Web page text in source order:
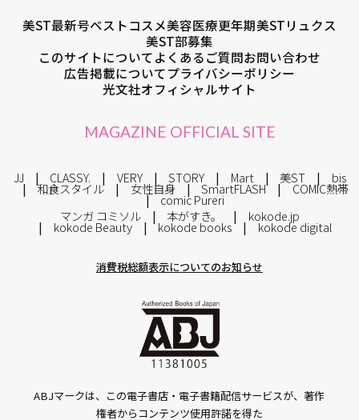
美ST最新号ベストコスメ美容医療更年期美STリュクス
美ST部募集
このサイトについてよくあるご質問お問い合わせ
広告掲載についてプライバシーポリシー
光文社オフィシャルサイト
MAGAZINE OFFICIAL SITE
JJ CLASSY. VERY STORY Mart 美ST bis
和食スタイル 女性自身 SmartFLASH COMIC熱帯
comic Pureri
マンガ コミソル
本がすき。 kokode.jp
kokode Beauty kokode books kokode digital
消費税総額表示についてのお知らせ
ABJマークは、この電子書店・電子書籍配信サービスが、著作
権者からコンテンツ使用許諾を得た